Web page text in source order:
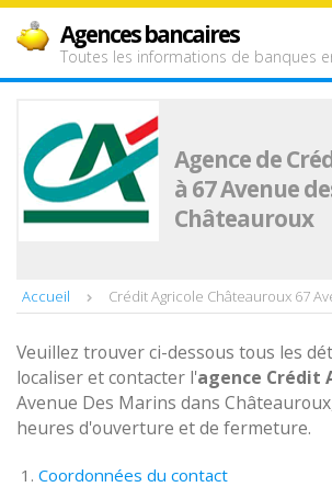
Agences bancaires
Toutes les informations de banques
Agence de
à 67 Avenue
Châteauroux
Accueil Crédit Agricole Châteauroux 67
Veuillez trouver ci-dessous tous les
localiser et contacter l'agence Crédit
Avenue Des Marins dans
heures d'ouverture et de fermeture.
Coordonnées du contact